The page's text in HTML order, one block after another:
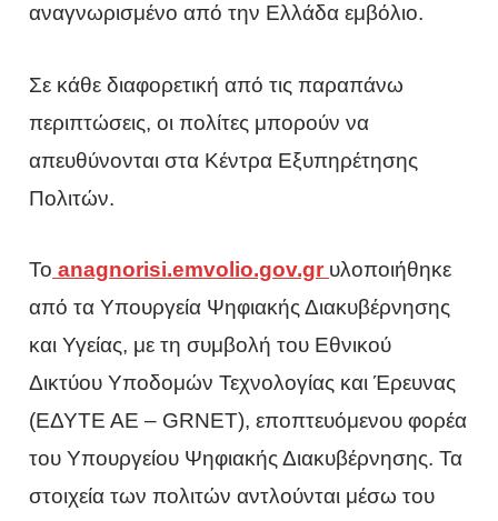
αναγνωρισμένο από την Ελλάδα εμβόλιο.
Σε κάθε διαφορετική από τις παραπάνω
περιπτώσεις, οι πολίτες μπορούν να
απευθύνονται στα Κέντρα Εξυπηρέτησης
Πολιτών.
Το anagnorisi.emvolio.gov.gr υλοποιήθηκε
από τα Υπουργεία Ψηφιακής Διακυβέρνησης
και Υγείας, με τη συμβολή του Εθνικού
Δικτύου Υποδομών Τεχνολογίας και Έρευνας
(ΕΔΥΤΕ ΑΕ – GRNET), εποπτευόμενου φορέα
του Υπουργείου Ψηφιακής Διακυβέρνησης. Τα
στοιχεία των πολιτών αντλούνται μέσω του